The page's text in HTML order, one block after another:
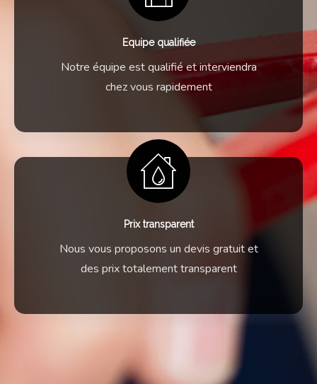
Equipe qualifiée
Notre équipe est qualifié et interviendra
chez vous rapidement
Prix transparent
Nous vous proposons un devis gratuit et
des prix totalement transparent